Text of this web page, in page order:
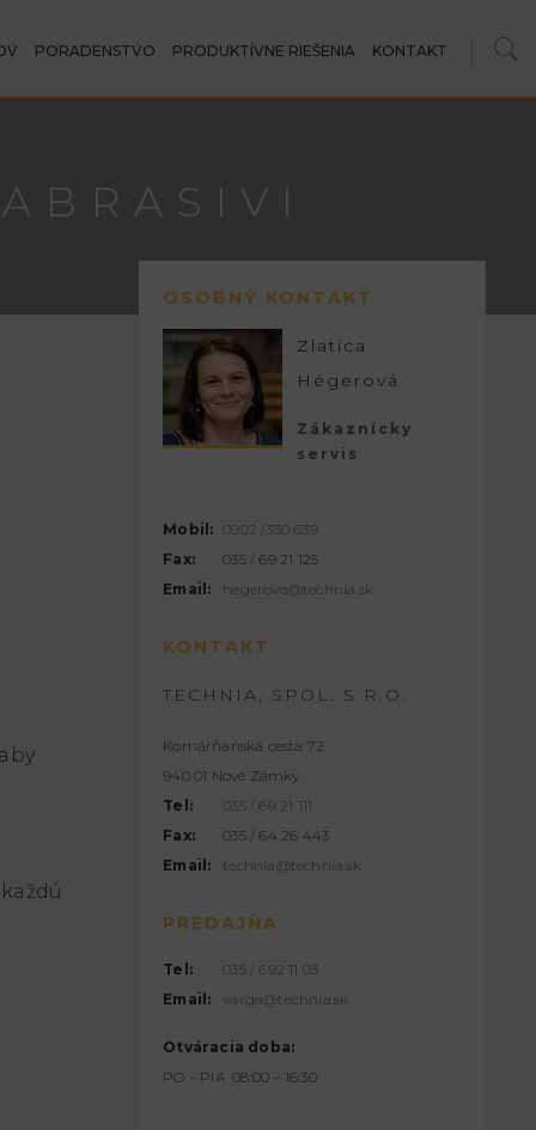
PORADENSTVO PRODUKTÍVNE RIEŠENIA KONTAKT
OSOBNÝ KONTAKT
Zlatica
Hégerová
Zákaznícky
servis
Mobil: 0902 /330 639
Fax:
035 / 69 21 125
Email:
hegerova@technia.sk
KONTAKT
TECHNIA, SPOL. S R.O.
Komárňanská cesta 72
940 01 Nové Zámky
Tel:
035 / 69 21 111
Fax:
035 / 64 26 443
Email:
technia@technia.sk
PREDAJŇA
Tel:
035 / 692 11 03
Email:
varga@technia.sk
Otváracia doba:
PO – PIA 08:00 – 16:30